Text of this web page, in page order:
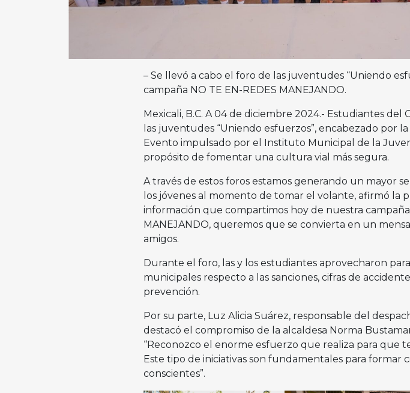
– Se llevó a cabo el foro de las juventudes “Uniendo
campaña NO TE EN-REDES MANEJANDO.
Mexicali, B.C. A 04 de diciembre 2024.- Estudiantes del
las juventudes “Uniendo esfuerzos”, encabezado por
Evento impulsado por el Instituto Municipal de la
propósito de fomentar una cultura vial más segura.
A través de estos foros estamos generando un mayor
los jóvenes al momento de tomar el volante, afirmó la
información que compartimos hoy de nuestra campaña
MANEJANDO, queremos que se convierta en un
amigos.
Durante el foro, las y los estudiantes aprovecharon
municipales respecto a las sanciones, cifras de
prevención.
Por su parte, Luz Alicia Suárez, responsable del
destacó el compromiso de la alcaldesa Norma
“Reconozco el enorme esfuerzo que realiza para que
Este tipo de iniciativas son fundamentales para formar
conscientes”.